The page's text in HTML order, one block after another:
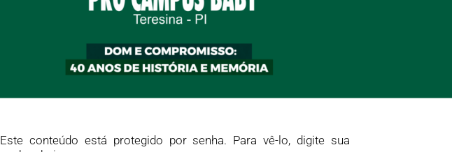
Este conteúdo está protegido por senha. Para vê-lo, digite sua